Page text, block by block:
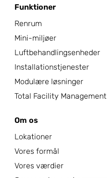
Funktioner
Renrum
Mini-miljøer
Luftbehandlingsenheder
Installationstjenester
Modulære løsninger
Total Facility Management
Om os
Lokationer
Vores formål
Vores værdier